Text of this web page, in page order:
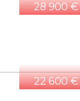
28 900 €
22 600 €